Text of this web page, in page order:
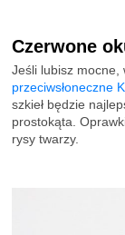
Czerwone
Jeśli lubisz mocne,
przeciwsłoneczne
szkieł będzie
prostokąta.
rysy twarzy.